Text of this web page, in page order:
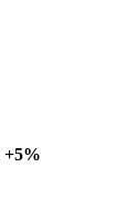
+5%